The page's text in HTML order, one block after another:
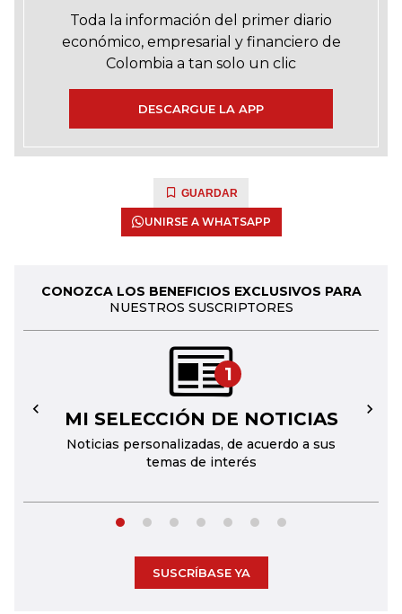
Toda la información del primer diario
económico, empresarial y financiero de
Colombia a tan solo un clic
DESCARGUE LA APP
GUARDAR
UNIRSE A WHATSAPP
CONOZCA LOS BENEFICIOS EXCLUSIVOS PARA
NUESTROS SUSCRIPTORES
1
MI SELECCIÓN DE NOTICIAS
Noticias personalizadas, de acuerdo a sus
temas de interés
← →
SUSCRÍBASE YA